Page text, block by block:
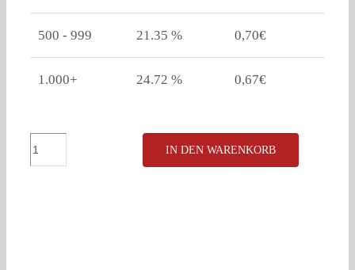
500 - 999 21.35 % 0,70€
1.000+ 24.72 % 0,67€
Meisenknödel
3
IN DEN WARENKORB